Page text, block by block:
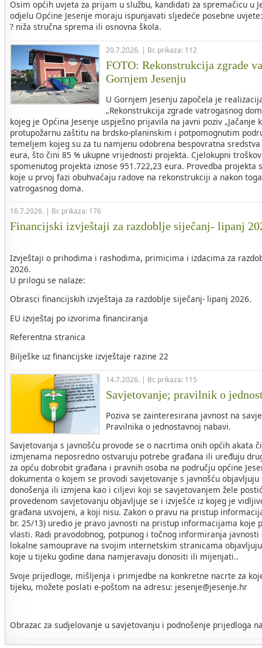
Osim općih uvjeta za prijam u službu, kandidati za spremačicu u
odjelu Općine Jesenje moraju ispunjavati sljedeće posebne uvjete:
? niža stručna sprema ili osnovna škola.
20.7.2026. | Br. prikaza: 112
FOTO: Rekonstrukcija zgrade
Gornjem Jesenju
U Gornjem Jesenju započela je
„Rekonstrukcija zgrade vatrogasnog
kojeg je Općina Jesenje uspješno prijavila na javni poziv „Jačanje
protupožarnu zaštitu na brdsko-planinskim i potpomognutim
temeljem kojeg su za tu namjenu odobrena bespovratna
eura, što čini 85 % ukupne vrijednosti projekta. Cjelokupni
spomenutog projekta iznose 951.722,23 eura. Provedba projekta
koje u prvoj fazi obuhvaćaju radove na rekonstrukciji a nakon
vatrogasnog doma.
16.7.2026. | Br. prikaza: 176
Financijski izvještaji za razdoblje siječanj- lipanj
Izvještaji o prihodima i rashodima, primicima i izdacima za
2026.
U prilogu se nalaze:
Obrasci financijskih izvještaja za razdoblje siječanj- lipanj 2026.
EU izvještaj po izvorima financiranja
Referentna stranica
Bilješke uz financijske izvještaje razine 22
14.7.2026. | Br. prikaza: 115
Savjetovanje; pravilnik o
Poziva se zainteresirana javnost na
Pravilnika o jednostavnoj nabavi.
Savjetovanja s javnošću provode se o nacrtima onih općih akata
izmjenama neposredno ostvaruju potrebe građana ili uređuju
za opću dobrobit građana i pravnih osoba na području općine
dokumenta o kojem se provodi savjetovanje s javnošću objavljuju
donošenja ili izmjena kao i ciljevi koji se savjetovanjem žele
provedenom savjetovanju objavljuje se i izvješće iz kojeg je
građana usvojeni, a koji nisu. Zakon o pravu na pristup
br. 25/13) uredio je pravo javnosti na pristup informacijama koje
vlasti. Radi pravodobnog, potpunog i točnog informiranja
lokalne samouprave na svojim internetskim stranicama
koje u tijeku godine dana namjeravaju donositi ili mijenjati..
Svoje prijedloge, mišljenja i primjedbe na konkretne nacrte za
tijeku, možete poslati e-poštom na adresu: jesenje@jesenje.hr
Obrazac za sudjelovanje u savjetovanju i podnošenje prijedloga